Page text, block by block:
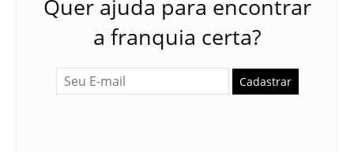
Quer ajuda para encontrar
a franquia certa?
Cadastrar